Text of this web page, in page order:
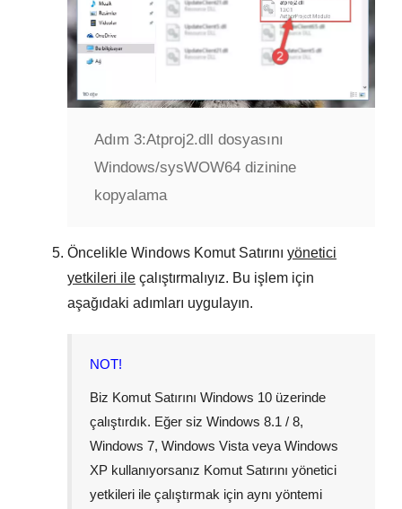
Adım 3:Atproj2.dll dosyasını
Windows/sysWOW64 dizinine
kopyalama
Öncelikle Windows Komut Satırını yönetici
yetkileri ile çalıştırmalıyız. Bu işlem için
aşağıdaki adımları uygulayın.
NOT!
Biz Komut Satırını Windows 10 üzerinde
çalıştırdık. Eğer siz Windows 8.1 / 8,
Windows 7, Windows Vista veya Windows
XP kullanıyorsanız Komut Satırını yönetici
yetkileri ile çalıştırmak için aynı yöntemi